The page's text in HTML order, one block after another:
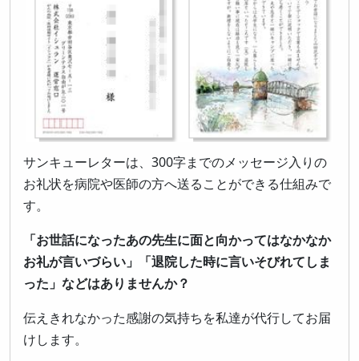
サンキューレターは、300字までのメッセージ入りの
お礼状を病院や医師の方へ送ることができる仕組みで
す。
「お世話になったあの先生に面と向かってはなかなか
お礼が言いづらい」「退院した時に言いそびれてしま
った」などはありませんか？
伝えきれなかった感謝の気持ちを私達が代行してお届
けします。